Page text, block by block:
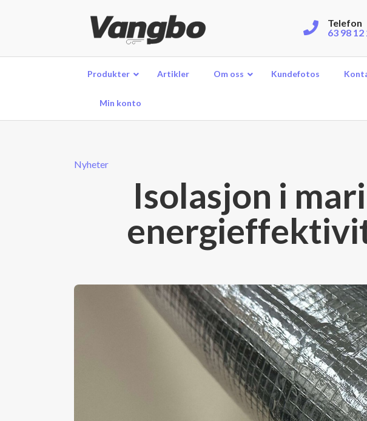
Telefon
63 98 12
Produkter Artikler Om oss Kundefotos
Min konto
Nyheter
Isolasjon i